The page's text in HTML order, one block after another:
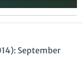
September